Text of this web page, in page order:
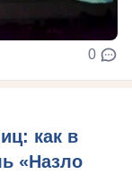
0
как в
«Назло